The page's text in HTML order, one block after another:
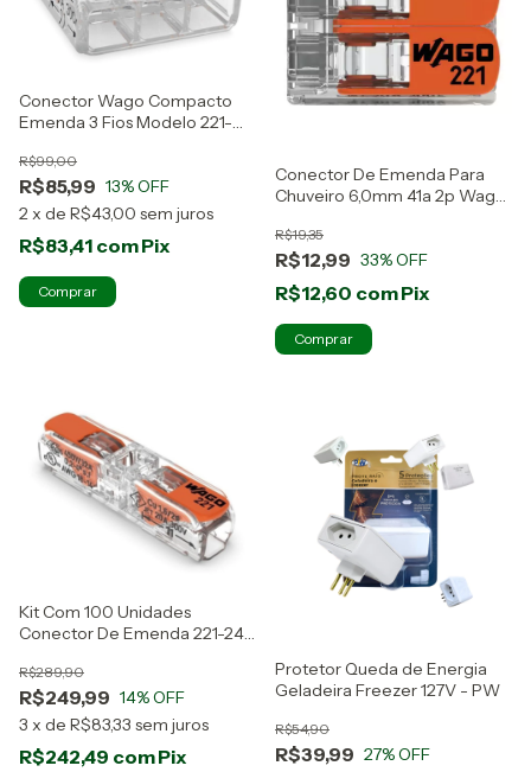
Conector Wago Compacto
Emenda 3 Fios Modelo 221-
R$85,99
R$99,00
13% OFF
2 x de R$43,00 sem juros
R$83,41 comPix
Conector De Emenda Para
Chuveiro 6,0mm 41a 2p Wago
R$12,99
R$19,35
33% OFF
R$12,60 comPix
Kit Com 100 Unidades
Conector De Emenda 221-2411
R$249,99
R$289,90
14% OFF
3 x de R$83,33 sem juros
R$242,49 comPix
Protetor Queda de Energia
Geladeira Freezer 127V - PW
R$39,99
R$54,90
27% OFF